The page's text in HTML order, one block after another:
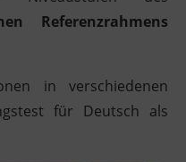
Referenzrahmens
in verschiedenen
für Deutsch als